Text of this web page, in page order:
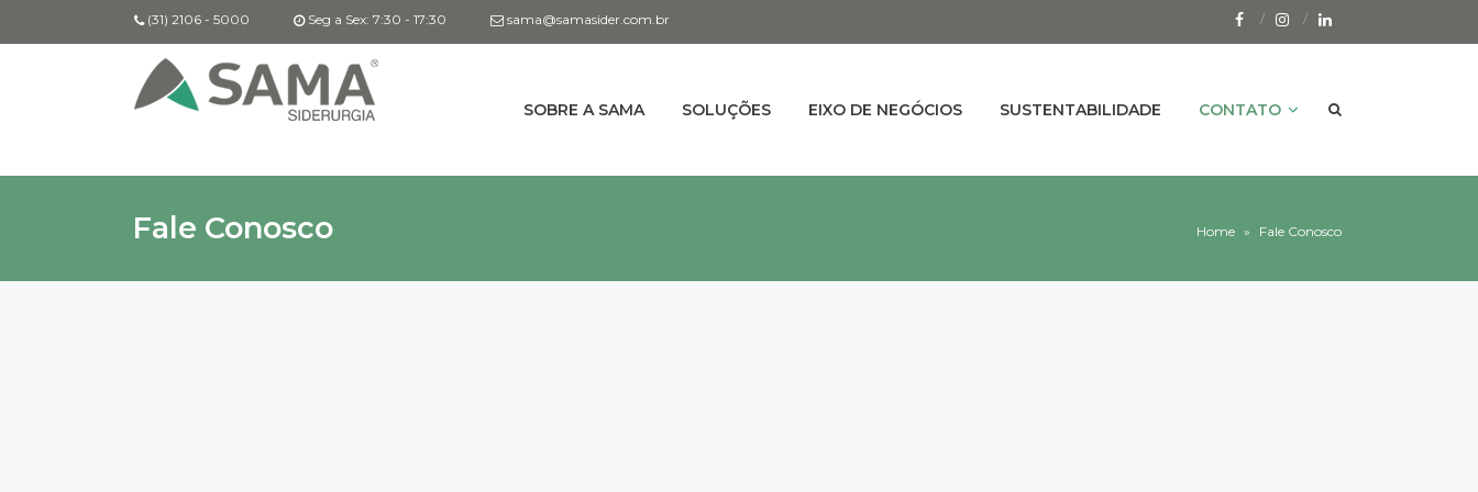
(31) 2106 - 5000 Seg a Sex: 7:30 - 17:30 sama@samasider.com.br
SOBRE A SAMA SOLUÇÕES EIXO DE NEGÓCIOS SUSTENTABILIDADE CONTATO
Fale Conosco Home » Fale Conosco